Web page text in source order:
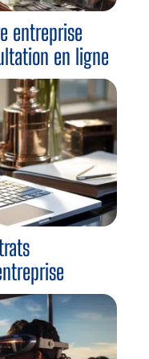
entreprise
en ligne